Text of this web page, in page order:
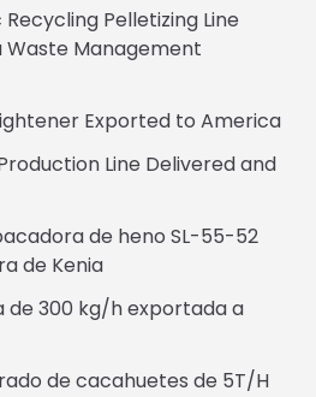
Pelletizing Line
Management
Exported to America
Line Delivered and
de heno SL-55-52
de Kenia
de 300 kg/h exportada a
de cacahuetes de 5T/H